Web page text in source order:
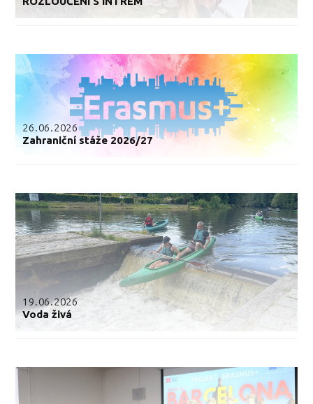
26.06.2026
Zahraniční stáže 2026/27
19.06.2026
Voda živá